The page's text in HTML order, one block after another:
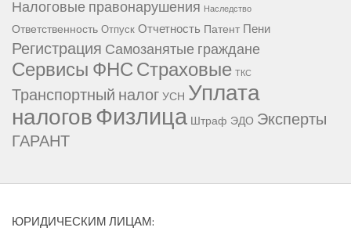
Налоговые правонарушения Наследство
Ответственность Отпуск Отчетность Патент Пени
Регистрация Самозанятые граждане
Сервисы ФНССтраховые ТКС
Транспортный налогУСН Уплата
налоговФизлица Штраф ЭДО Эксперты
ГАРАНТ
ЮРИДИЧЕСКИМ ЛИЦАМ: